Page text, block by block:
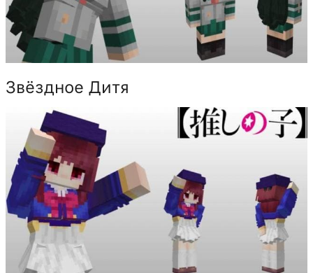
Звёздное Дитя